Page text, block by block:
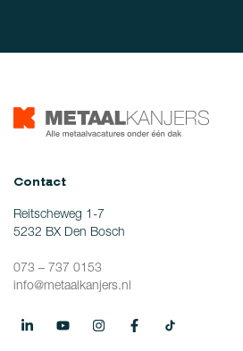
Contact
Reitscheweg 1-7
5232 BX Den Bosch
073 – 737 0153
info@metaalkanjers.nl